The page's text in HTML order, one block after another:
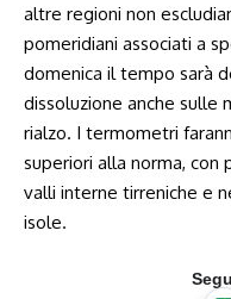
altre regioni non
pomeridiani associati a
domenica il tempo sarà
dissoluzione anche sulle
rialzo. I termometri
superiori alla norma, con
valli interne tirreniche e
isole.